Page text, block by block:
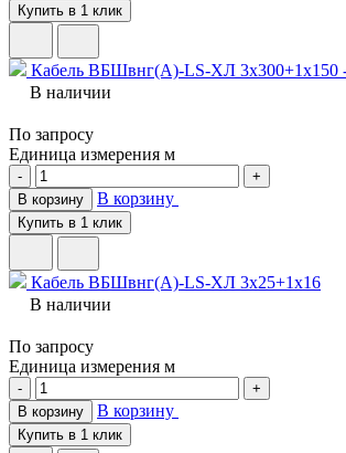
Купить в 1 клик
Кабель ВБШвнг(A)-LS-ХЛ 3х300+1х150
В наличии
По запросу
Единица измерения м
-
+
В корзину
В корзину
Купить в 1 клик
Кабель ВБШвнг(A)-LS-ХЛ 3х25+1х16
В наличии
По запросу
Единица измерения м
-
+
В корзину
В корзину
Купить в 1 клик